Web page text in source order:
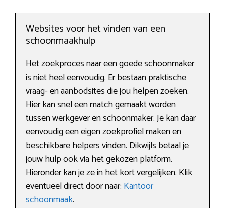
Websites voor het vinden van een
schoonmaakhulp
Het zoekproces naar een goede schoonmaker
is niet heel eenvoudig. Er bestaan praktische
vraag- en aanbodsites die jou helpen zoeken.
Hier kan snel een match gemaakt worden
tussen werkgever en schoonmaker. Je kan daar
eenvoudig een eigen zoekprofiel maken en
beschikbare helpers vinden. Dikwijls betaal je
jouw hulp ook via het gekozen platform.
Hieronder kan je ze in het kort vergelijken. Klik
eventueel direct door naar: Kantoor
schoonmaak.